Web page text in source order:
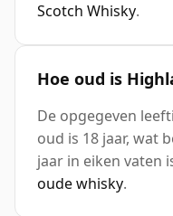
Scotch Whisky.
Hoe oud is
De opgegeven
oud is 18 jaar, wat
jaar in eiken vaten
oude whisky.